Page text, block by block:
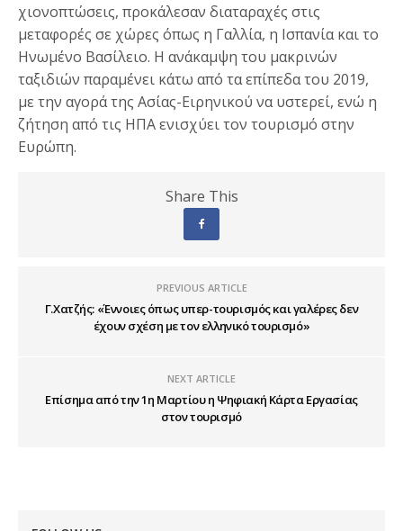
χιονοπτώσεις, προκάλεσαν διαταραχές στις
μεταφορές σε χώρες όπως η Γαλλία, η Ισπανία και το
Ηνωμένο Βασίλειο. Η ανάκαμψη του μακρινών
ταξιδιών παραμένει κάτω από τα επίπεδα του 2019,
με την αγορά της Ασίας-Ειρηνικού να υστερεί, ενώ η
ζήτηση από τις ΗΠΑ ενισχύει τον τουρισμό στην
Ευρώπη.
Share This
PREVIOUS ARTICLE
Γ.Χατζής: «Έννοιες όπως υπερ-τουρισμός και γαλέρες δεν
έχουν σχέση με τον ελληνικό τουρισμό»
NEXT ARTICLE
Επίσημα από την 1η Μαρτίου η Ψηφιακή Κάρτα Εργασίας
στον τουρισμό